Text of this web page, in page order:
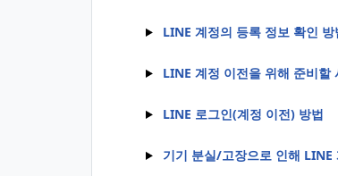
LINE 계정의 등록 정보 확인 방
LINE 계정 이전을 위해 준비할
LINE 로그인(계정 이전) 방법
기기 분실/고장으로 인해 LINE